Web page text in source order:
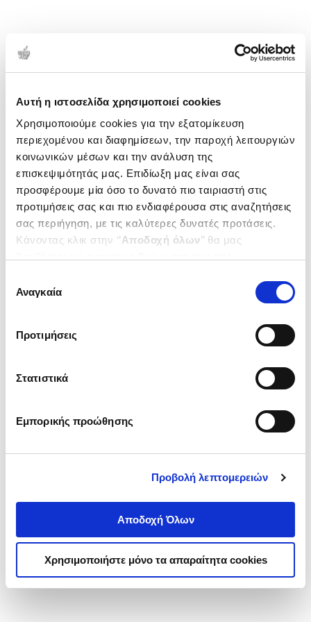
Αυτή η ιστοσελίδα χρησιμοποιεί cookies
Χρησιμοποιούμε cookies για την εξατομίκευση
περιεχομένου και διαφημίσεων, την παροχή λειτουργιών
κοινωνικών μέσων και την ανάλυση της
επισκεψιμότητάς μας. Επιδίωξη μας είναι σας
προσφέρουμε μία όσο το δυνατό πιο ταιριαστή στις
προτιμήσεις σας και πιο ενδιαφέρουσα στις αναζητήσεις
σας περιήγηση, με τις καλύτερες δυνατές προτάσεις.
Κάνοντας κλικ στην ‘’Αποδοχή όλων’’ θα μας
ενδιαφέρουν και να επιλέξετε από τα παρακάτω με την
΄΄και να ενημερωθείτε σχετικά με
συγκατάθεσης
Αναγκαία
Προτιμήσεις
Στατιστικά
Εμπορικής προώθησης
Προβολή λεπτομερειών
Αποδοχή Όλων
Χρησιμοποιήστε μόνο τα απαραίτητα cookies